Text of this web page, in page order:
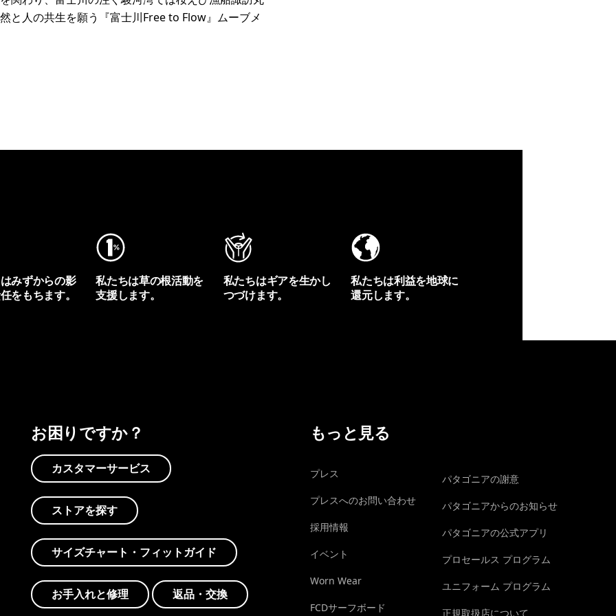
と人の共生を願う『富士川Free to Flow』ムーブメ
みずからの影
をもちます。
私たちは草の根活動を
支援します。
私たちはギアを生かし
つづけます。
私たちは利益を地球に
還元します。
お困りですか？
カスタマーサービス
ストアを探す
サイズチャート・フィットガイド
お手入れと修理 返品・交換
もっと見る
プレス
プレスへのお問い合わせ
採用情報
イベント
Worn Wear
FCDサーフボード
パタゴニアの謝意
パタゴニアからのお知らせ
パタゴニアの公式アプリ
プロセールス プログラム
ユニフォーム プログラム
正規取扱店について